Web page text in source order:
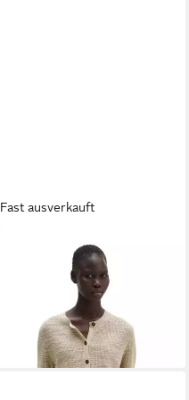
Fast ausverkauft
MARC O'POLOCardigan aus
Leinen-Baumwolle-Mix